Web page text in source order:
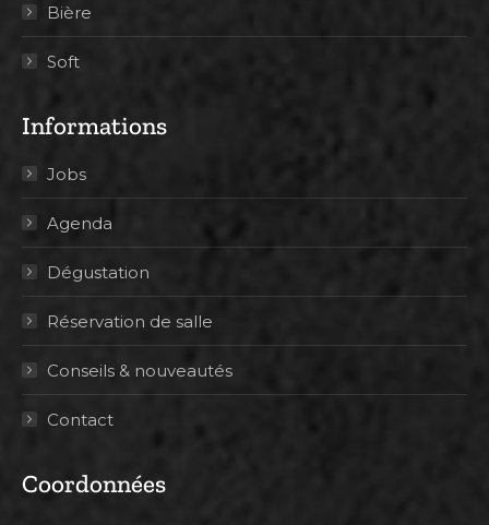
Bière
Soft
Informations
Jobs
Agenda
Dégustation
Réservation de salle
Conseils & nouveautés
Contact
Coordonnées